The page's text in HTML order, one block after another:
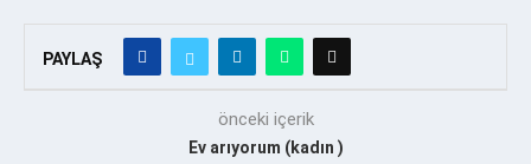
PAYLAŞ
önceki içerik
Ev arıyorum (kadın )